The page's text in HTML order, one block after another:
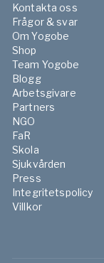
Kontakta oss
Frågor & svar
Om Yogobe
Shop
Team Yogobe
Blogg
Arbetsgivare
Partners
NGO
FaR
Skola
Sjukvården
Press
Integritetspolicy
Villkor